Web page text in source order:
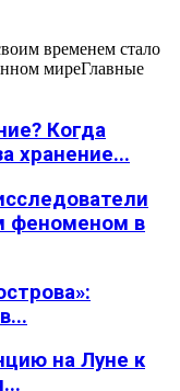
временем стало
миреГлавные
Когда
хранение...
феноменом в
на Луне к